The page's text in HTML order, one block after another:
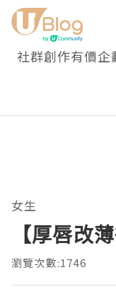
社群創作有價企
女生
【厚唇改
瀏覽次數:1746